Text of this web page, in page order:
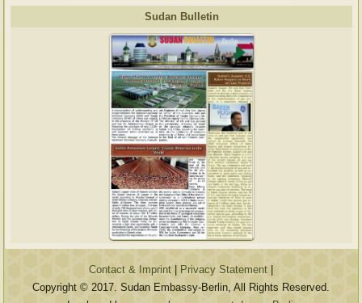
Sudan Bulletin
Contact & Imprint Privacy Statement
Copyright © 2017. Sudan Embassy-Berlin, All Rights Reserved.